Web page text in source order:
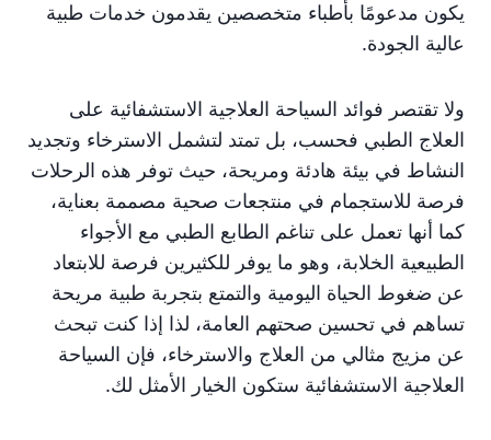
يكون مدعومًا بأطباء متخصصين يقدمون خدمات طبية
عالية الجودة.
ولا تقتصر فوائد السياحة العلاجية الاستشفائية على
العلاج الطبي فحسب، بل تمتد لتشمل الاسترخاء وتجديد
النشاط في بيئة هادئة ومريحة، حيث توفر هذه الرحلات
فرصة للاستجمام في منتجعات صحية مصممة بعناية،
كما أنها تعمل على تناغم الطابع الطبي مع الأجواء
الطبيعية الخلابة، وهو ما يوفر للكثيرين فرصة للابتعاد
عن ضغوط الحياة اليومية والتمتع بتجربة طبية مريحة
تساهم في تحسين صحتهم العامة، لذا إذا كنت تبحث
عن مزيج مثالي من العلاج والاسترخاء، فإن السياحة
العلاجية الاستشفائية ستكون الخيار الأمثل لك.